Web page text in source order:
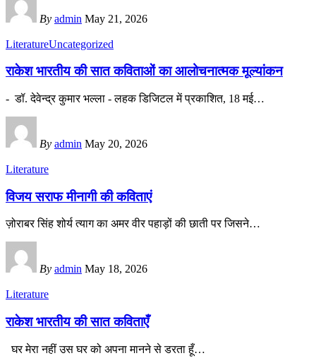
By admin May 21, 2026
LiteratureUncategorized
राकेश भारतीय की सात कविताओं का आलोचनात्मक मूल्यांकन
- डॉ. देवेन्द्र कुमार भल्ला - लहक डिजिटल में प्रकाशित, 18 मई…
By admin May 20, 2026
Literature
विजय सराफ मीनागी की कविताएं
ज़ोराबर सिंह शोर्य त्याग का अमर वीर पहाड़ों की छाती पर जिसने…
By admin May 18, 2026
Literature
राकेश भारतीय की सात कविताएँ
घर मेरा नहीं उस घर को अपना मानने से डरता हूँ…